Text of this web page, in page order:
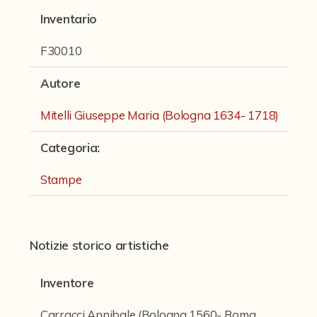
Manoscritti
Sculture
Stampe
Testi a Stampa
Il progetto Digital Humanities
Inventario
F30010
Autore
Mitelli Giuseppe Maria (Bologna 1634- 1718)
Categoria:
Stampe
Notizie storico artistiche
Inventore